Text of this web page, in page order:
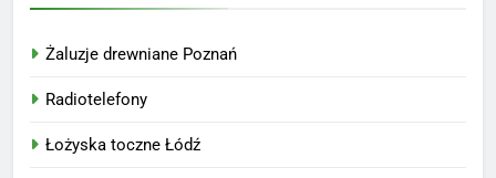
Żaluzje drewniane Poznań
Radiotelefony
Łożyska toczne Łódź